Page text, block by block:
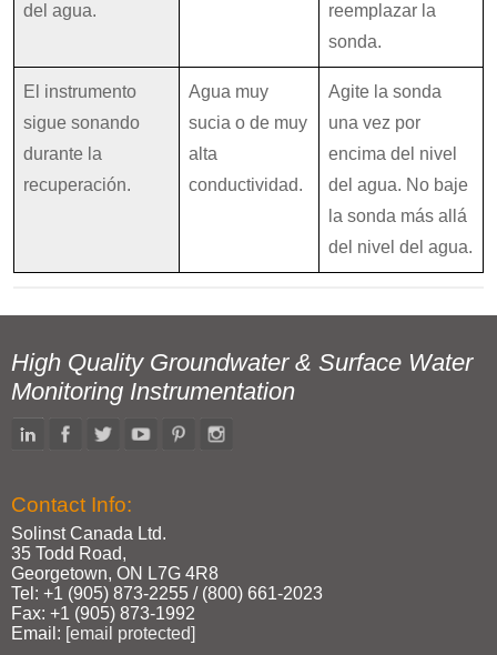
del agua.
reemplazar la
sonda.
El instrumento
sigue sonando
durante la
recuperación.
Agua muy
sucia o de muy
alta
conductividad.
Agite la sonda
una vez por
encima del nivel
del agua. No baje
la sonda más allá
del nivel del agua.
High Quality Groundwater & Surface Water
Monitoring Instrumentation
Contact Info:
Solinst Canada Ltd.
35 Todd Road,
Georgetown, ON L7G 4R8
Tel: +1 (905) 873‑2255 / (800) 661‑2023
Fax: +1 (905) 873‑1992
Email: [email protected]